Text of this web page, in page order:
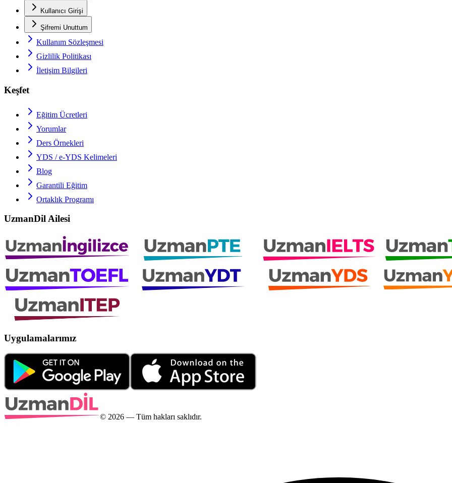
Kullanıcı Girişi
Şifremi Unuttum
Kullanım Sözleşmesi
Gizlilik Politikası
İletişim Bilgileri
Keşfet
Eğitim Ücretleri
Yorumlar
Ders Örnekleri
YDS / e-YDS Kelimeleri
Blog
Garantili Eğitim
Ortaklık Programı
UzmanDil Ailesi
Uygulamalarımız
© 2026 — Tüm hakları saklıdır.